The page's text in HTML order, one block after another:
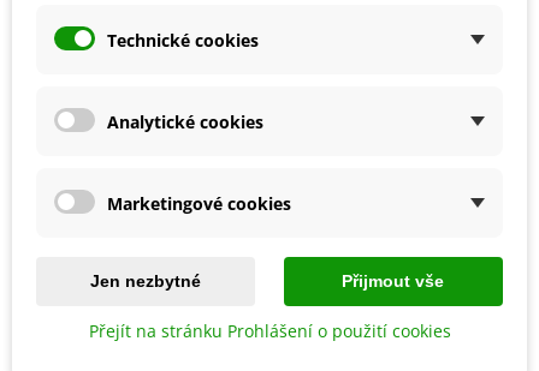
Technické cookies
Analytické cookies
Marketingové cookies
Jen nezbytné Přijmout vše
Přejít na stránku Prohlášení o použití cookies